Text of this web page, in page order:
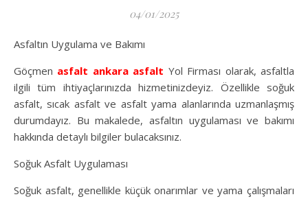
04/01/2025
Asfaltın Uygulama ve Bakımı
Göçmen asfalt ankara asfalt Yol Firması olarak, asfaltla
ilgili tüm ihtiyaçlarınızda hizmetinizdeyiz. Özellikle soğuk
asfalt, sıcak asfalt ve asfalt yama alanlarında uzmanlaşmış
durumdayız. Bu makalede, asfaltın uygulaması ve bakımı
hakkında detaylı bilgiler bulacaksınız.
Soğuk Asfalt Uygulaması
Soğuk asfalt, genellikle küçük onarımlar ve yama çalışmaları